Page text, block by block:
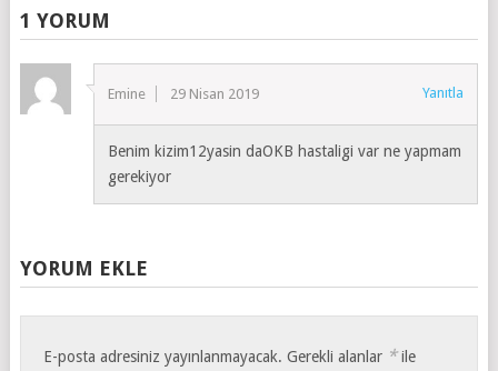
1 YORUM
Emine 29 Nisan 2019 Yanıtla
Benim kizim12yasin daOKB hastaligi var ne yapmam
gerekiyor
YORUM EKLE
E-posta adresiniz yayınlanmayacak. Gerekli alanlar *ile